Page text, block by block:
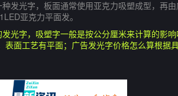
发光字，板面通常使用亚克力吸塑成型，再
亚克力平面发。
光字，吸塑字一般是按公分厘米来计算的影
面工艺有平面；广告发光字价格怎么算根据